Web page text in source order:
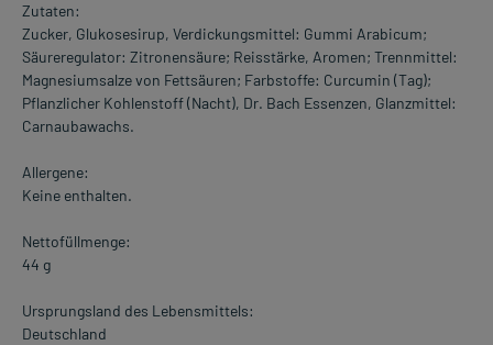
Zutaten:
Zucker, Glukosesirup, Verdickungsmittel: Gummi Arabicum;
Säureregulator: Zitronensäure; Reisstärke, Aromen; Trennmittel:
Magnesiumsalze von Fettsäuren; Farbstoffe: Curcumin (Tag);
Pflanzlicher Kohlenstoff (Nacht), Dr. Bach Essenzen, Glanzmittel:
Carnaubawachs.
Allergene:
Keine enthalten.
Nettofüllmenge:
44 g
Ursprungsland des Lebensmittels:
Deutschland